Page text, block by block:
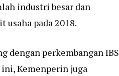
industri besar dan
usaha pada 2018.
dengan perkembangan IBS
ini, Kemenperin juga